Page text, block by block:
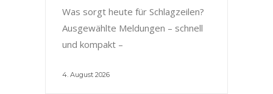
Was sorgt heute für Schlagzeilen?
Ausgewählte Meldungen – schnell
und kompakt –
4. August 2026